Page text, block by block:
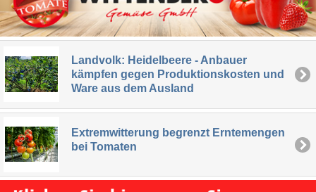
Landvolk: Heidelbeere - Anbauer
kämpfen gegen Produktionskosten und
Ware aus dem Ausland
Extremwitterung begrenzt Erntemengen
bei Tomaten